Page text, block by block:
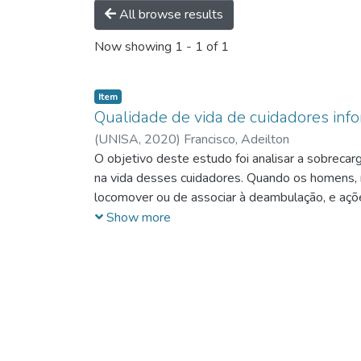
All browse results
Now showing 1 - 1 of 1
Item
Qualidade de vida de cuidadores
(UNISA, 2020) Francisco, Adeilton
O objetivo deste estudo foi analisar a
na vida desses cuidadores. Quando os
locomover ou de associar à deambulação, e
dos cuidadores. O cuidador informal é uma
processos álgicos musculotendíneos e as
de experiências vivenciadas, podem melhorar
Show more